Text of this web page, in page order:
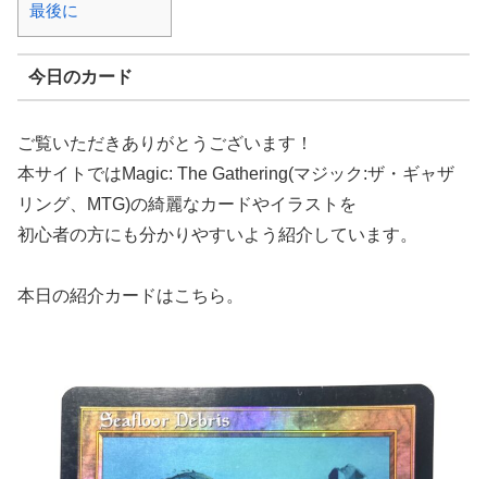
最後に
今日のカード
ご覧いただきありがとうございます！
本サイトではMagic: The Gathering(マジック:ザ・ギャザ
リング、MTG)の綺麗なカードやイラストを
初心者の方にも分かりやすいよう紹介しています。
本日の紹介カードはこちら。